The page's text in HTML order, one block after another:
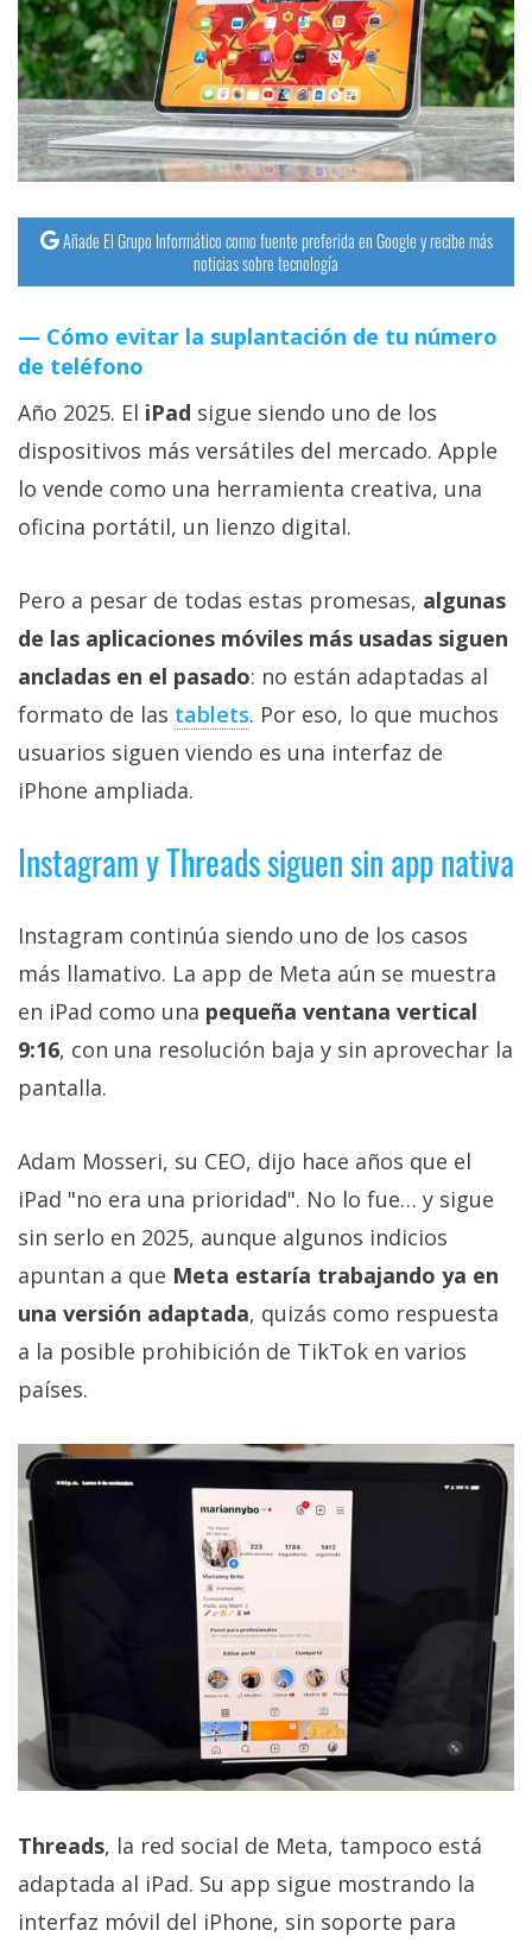
Operadores
Trucos
y
Tutoriales
Ciberseguridad
Sistemas
operativos
Profesional
+
Sorteos
Foros
Contacto
Sobre
nosotros
Publicidad
opciones
de
privacidad
Legal
El medio de
comunicación
digital donde
encontrarás
noticias sobre
tecnología,
móviles,
apps,
informática,
videojuegos,
comparativas,
trucos y
tutoriales.
El Grupo
Informático
(CC) 2006-
2026.
derechos
reservados
Añade El Grupo Informático como fuente preferida en Google y recibe más
noticias sobre tecnología
Cómo evitar la suplantación de tu número
de teléfono
Año 2025. El iPad sigue siendo uno de los
dispositivos más versátiles del mercado. Apple
lo vende como una herramienta creativa, una
oficina portátil, un lienzo digital.
Pero a pesar de todas estas promesas, algunas
de las aplicaciones móviles más usadas siguen
ancladas en el pasado: no están adaptadas al
formato de las tablets. Por eso, lo que muchos
usuarios siguen viendo es una interfaz de
iPhone ampliada.
Instagram y Threads siguen sin app nativa
Instagram continúa siendo uno de los casos
más llamativo. La app de Meta aún se muestra
en iPad como una pequeña ventana vertical
9:16, con una resolución baja y sin aprovechar la
pantalla.
Adam Mosseri, su CEO, dijo hace años que el
iPad "no era una prioridad". No lo fue… y sigue
sin serlo en 2025, aunque algunos indicios
apuntan a que Meta estaría trabajando ya en
una versión adaptada, quizás como respuesta
a la posible prohibición de TikTok en varios
países.
Threads, la red social de Meta, tampoco está
adaptada al iPad. Su app sigue mostrando la
interfaz móvil del iPhone, sin soporte para